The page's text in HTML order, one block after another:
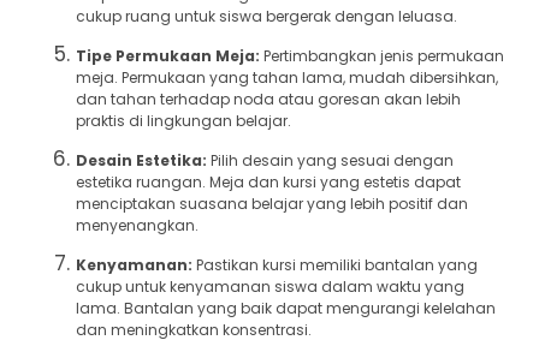
cukup ruang untuk siswa bergerak dengan leluasa.
Tipe Permukaan Meja: Pertimbangkan jenis permukaan
meja. Permukaan yang tahan lama, mudah dibersihkan,
dan tahan terhadap noda atau goresan akan lebih
praktis di lingkungan belajar.
Desain Estetika: Pilih desain yang sesuai dengan
estetika ruangan. Meja dan kursi yang estetis dapat
menciptakan suasana belajar yang lebih positif dan
menyenangkan.
Kenyamanan: Pastikan kursi memiliki bantalan yang
cukup untuk kenyamanan siswa dalam waktu yang
lama. Bantalan yang baik dapat mengurangi kelelahan
dan meningkatkan konsentrasi.